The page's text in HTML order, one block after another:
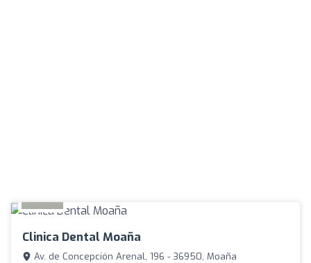
Clinica Dental Moaña
Av. de Concepción Arenal, 196 - 36950, Moaña